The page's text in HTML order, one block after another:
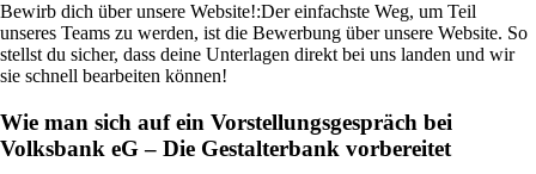
Bewirb dich über unsere Website!:Der einfachste Weg, um Teil
unseres Teams zu werden, ist die Bewerbung über unsere Website. So
stellst du sicher, dass deine Unterlagen direkt bei uns landen und wir
sie schnell bearbeiten können!
Wie man sich auf ein Vorstellungsgespräch bei
Volksbank eG – Die Gestalterbank vorbereitet